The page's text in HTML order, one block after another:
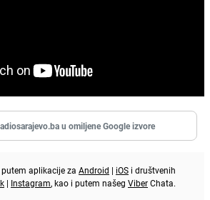
u omiljene Google izvore
aplikacije za Android | iOS i društvenih
| Instagram, kao i putem našeg ViberChata.